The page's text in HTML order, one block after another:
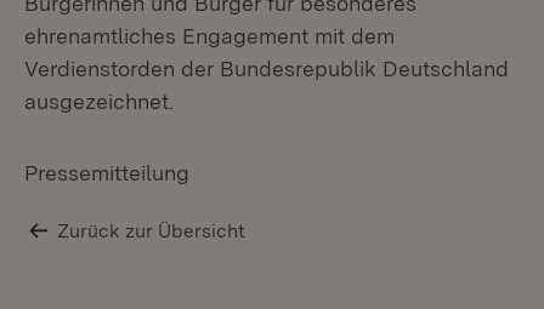
ehrenamtliches Engagement mit dem
Verdienstorden der Bundesrepublik Deutschland
ausgezeichnet.
Pressemitteilung
Zurück zur Übersicht